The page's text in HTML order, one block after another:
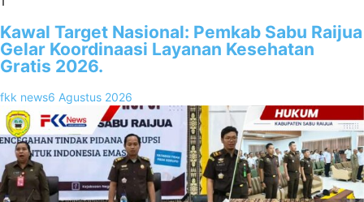
Kawal Target Nasional: Pemkab Sabu Raijua
Gelar Koordinaasi Layanan Kesehatan
Gratis 2026.
fkk news6 Agustus 2026